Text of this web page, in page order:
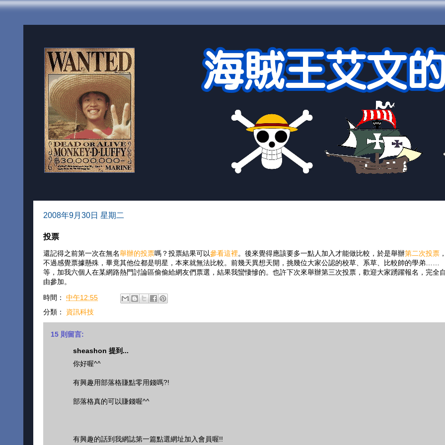
2008年9月30日 星期二
投票
還記得之前第一次在無名舉辦的投票嗎？投票結果可以參看這裡。後來覺得應該要多一點人加入才能做比較，於是舉辦第二次投票
不過感覺票據懸殊，畢竟其他位都是明星，本來就無法比較。前幾天異想天開，挑幾位大家公認的校草、系草、比較帥的學弟……
等，加我六個人在某網路熱門討論區偷偷給網友們票選，結果我蠻悽慘的。也許下次來舉辦第三次投票，歡迎大家踴躍報名，完全
由參加。
時間： 中午12:55
分類： 資訊科技
15 則留言:
sheashon 提到...
你好喔^^
有興趣用部落格賺點零用錢嗎?!
部落格真的可以賺錢喔^^
有興趣的話到我網誌第一篇點選網址加入會員喔!!